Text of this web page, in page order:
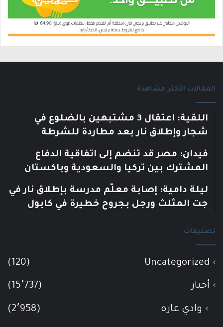
المقالات الأكثر مشاهدة
اللقية: اعتقال 3 مشتبهين بالضلوع في
شجار وإطلاق نار بعد مطاردة للشرطة
فيدان: مصر قد تنضم إلى اتفاقية الدفاع
المشترك بين تركيا والسعودية وباكستان
ليلة دامية: إصابة معلّم مدرسة بإطلاق نار في
جت المثلث ورجل بجروح خطيرة في كابول
تصنيفات
Uncategorized
(120)
أخبار (15٬737)
وادي عاره (2٬958)